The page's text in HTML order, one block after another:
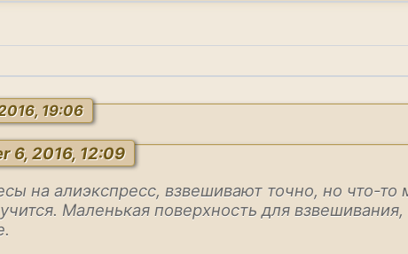
19:06
6, 2016, 12:09
на алиэкспресс, взвешивают точно, но что-
Маленькая поверхность для